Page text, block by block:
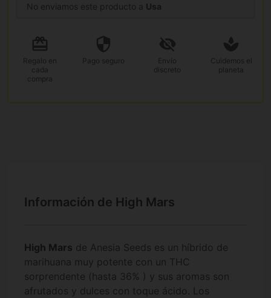
No enviamos este producto a Usa
Regalo en
cada
compra
Pago seguro
Envío
discreto
Cuidemos el
planeta
Información de High Mars
High Mars de Anesia Seeds es un híbrido de
marihuana muy potente con un THC
sorprendente (hasta 36% ) y sus aromas son
afrutados y dulces con toque ácido. Los